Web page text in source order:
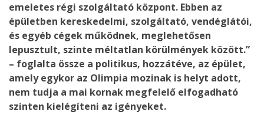
emeletes régi szolgáltató központ. Ebben az
épületben kereskedelmi, szolgáltató, vendéglátói,
és egyéb cégek működnek, meglehetősen
lepusztult, szinte méltatlan körülmények között.”
– foglalta össze a politikus, hozzátéve, az épület,
amely egykor az Olimpia mozinak is helyt adott,
nem tudja a mai kornak megfelelő elfogadható
szinten kielégíteni az igényeket.